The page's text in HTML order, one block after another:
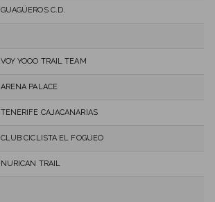
GUAGÜEROS C.D.
VOY YOOO TRAIL TEAM
ARENA PALACE
TENERIFE CAJACANARIAS
CLUB CICLISTA EL FOGUEO
NURICAN TRAIL